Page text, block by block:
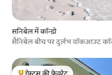
सनिबेल में कॉन्डो
सैनिबेल बीच पर दुर्लभ वॉकआउट